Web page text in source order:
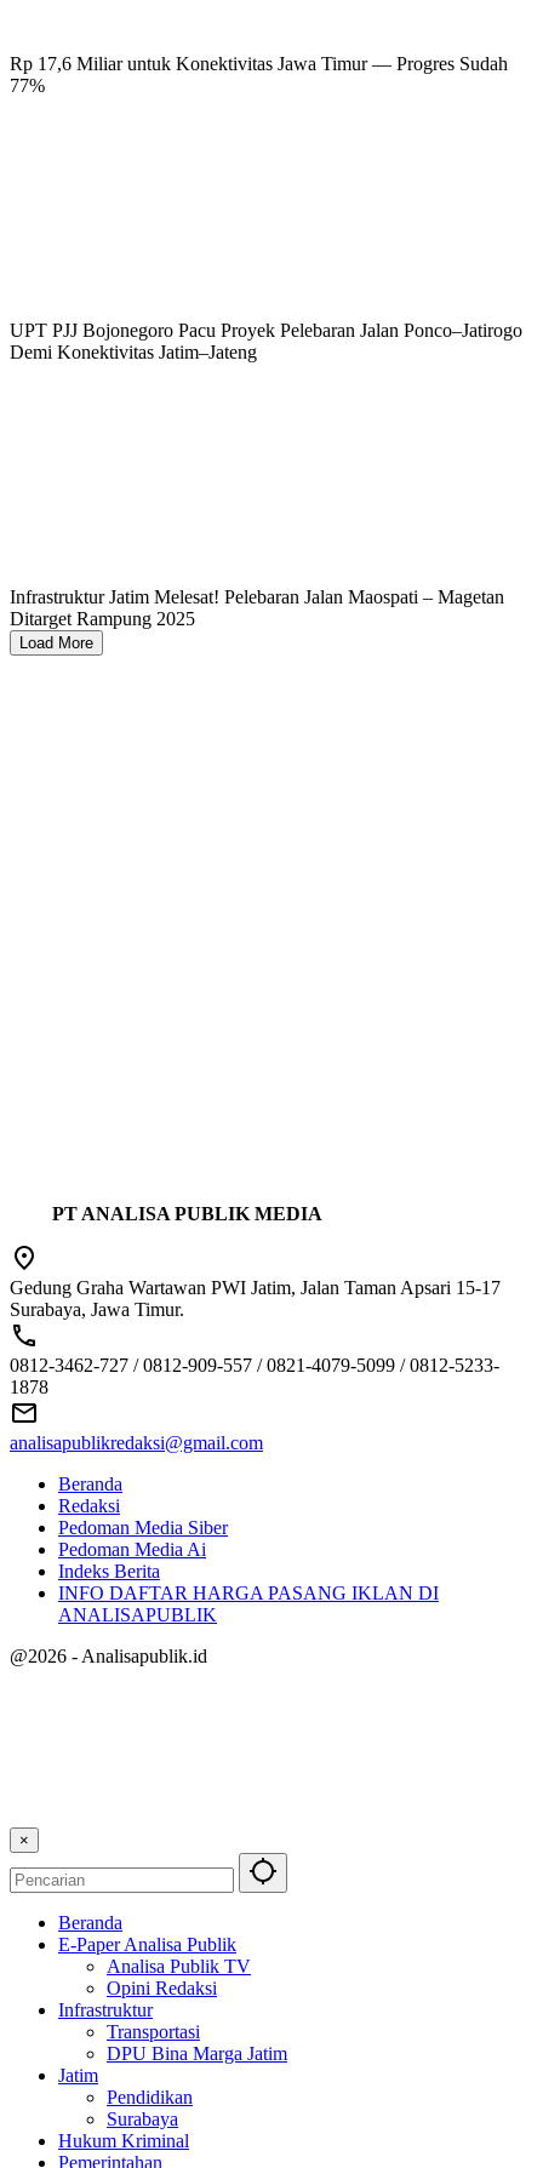
Rp 17,6 Miliar untuk Konektivitas Jawa Timur — Progres Sudah
77%
UPT PJJ Bojonegoro Pacu Proyek Pelebaran Jalan Ponco–Jatirogo
Demi Konektivitas Jatim–Jateng
Infrastruktur Jatim Melesat! Pelebaran Jalan Maospati – Magetan
Ditarget Rampung 2025
Load More
PT ANALISA PUBLIK MEDIA
Gedung Graha Wartawan PWI Jatim, Jalan Taman Apsari 15-17
Surabaya, Jawa Timur.
0812-3462-727 / 0812-909-557 / 0821-4079-5099 / 0812-5233-
1878
analisapublikredaksi@gmail.com
Beranda
Redaksi
Pedoman Media Siber
Pedoman Media Ai
Indeks Berita
INFO DAFTAR HARGA PASANG IKLAN DI
ANALISAPUBLIK
@2026 - Analisapublik.id
×
Beranda
E-Paper Analisa Publik
Analisa Publik TV
Opini Redaksi
Infrastruktur
Transportasi
DPU Bina Marga Jatim
Jatim
Pendidikan
Surabaya
Hukum Kriminal
Pemerintahan